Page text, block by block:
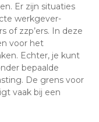
Er zijn situaties
werkgever-
of zzp’ers. In deze
voor het
Echter, je kunt
bepaalde
De grens voor
vaak bij een